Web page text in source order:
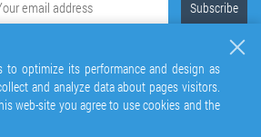
to optimize its performance and design as
and analyze data about pages visitors.
web-site you agree to use cookies and the